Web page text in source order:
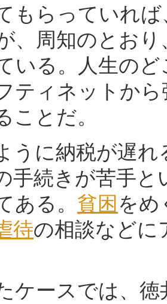
もらっていれ
、周知のとお
いる。人生の
ティネットか
ことだ。
うに納税が遅れ
手続きが苦手
ある。 貧困 をめ
待の相談などに
ケースでは、徳